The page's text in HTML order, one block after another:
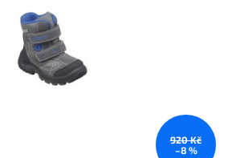
920 Kč
–8 %